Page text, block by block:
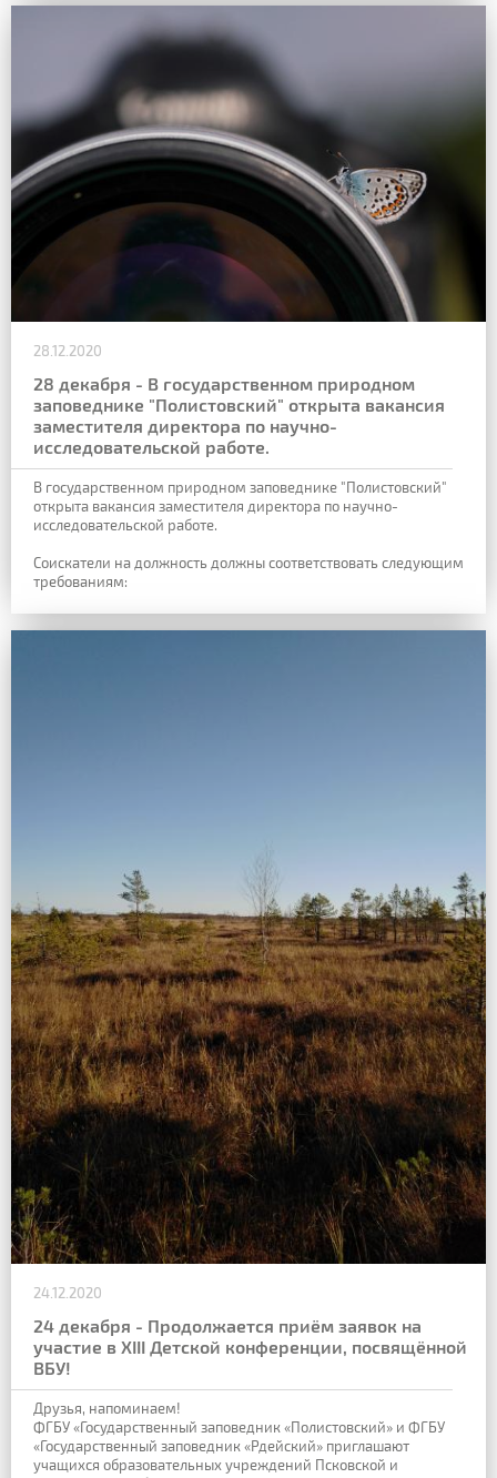
28.12.2020
28 декабря - В государственном природном
заповеднике "Полистовский" открыта вакансия
заместителя директора по научно-
исследовательской работе.
В государственном природном заповеднике "Полистовский"
открыта вакансия заместителя директора по научно-
исследовательской работе.
Соискатели на должность должны соответствовать следующим
требованиям:
24.12.2020
24 декабря - Продолжается приём заявок на
участие в XIII Детской конференции, посвящённой
ВБУ!
Друзья, напоминаем!
ФГБУ «Государственный заповедник «Полистовский» и ФГБУ
«Государственный заповедник «Рдейский» приглашают
учащихся образовательных учреждений Псковской и